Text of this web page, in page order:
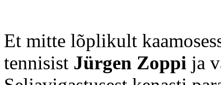
Et mitte lõplikult
tennisist Jürgen Zoppi ja